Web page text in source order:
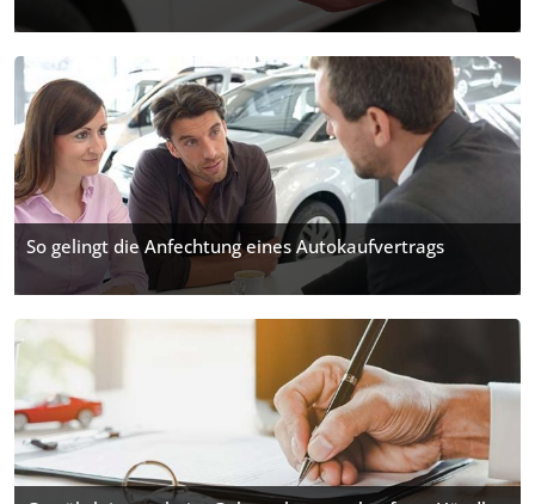
So gelingt die Anfechtung eines Autokaufvertrags